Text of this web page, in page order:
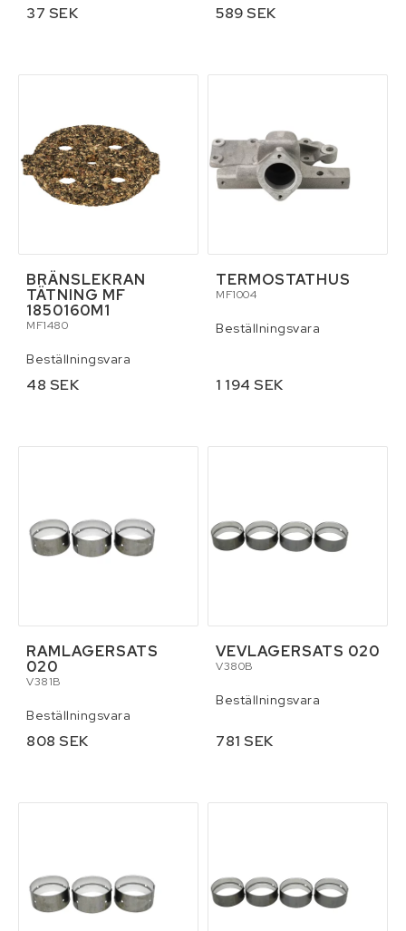
37 SEK 589 SEK
BRÄNSLEKRAN
TÄTNING MF
1850160M1
MF1480
Beställningsvara
48 SEK
TERMOSTATHUS
MF1004
Beställningsvara
1 194 SEK
RAMLAGERSATS
020
V381B
Beställningsvara
808 SEK
VEVLAGERSATS 020
V380B
Beställningsvara
781 SEK